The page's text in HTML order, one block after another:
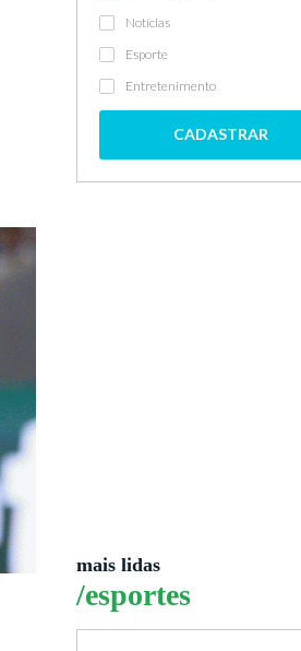
Notícias
Esporte
Entretenimento
CADASTRAR
mais lidas
/esportes